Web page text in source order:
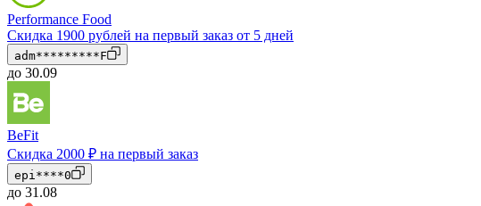
Performance Food
Скидка 1900 рублей на первый заказ от 5 дней
adm*********F
до 30.09
BeFit
Скидка 2000 ₽ на первый заказ
epi****0
до 31.08